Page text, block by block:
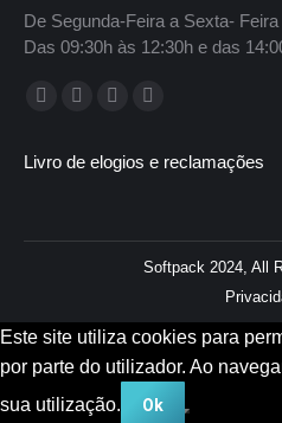
De Segunda-Feira a Sexta- Feira
Das 09:30h às 12:30h e das
Encontre-nos em:
opensopensopens
window
opens
window
Livro de elogios e reclamações
Softpack 2024, All
Este site utiliza cookies para
por parte do utilizador. Ao
sua utilização.
Ok